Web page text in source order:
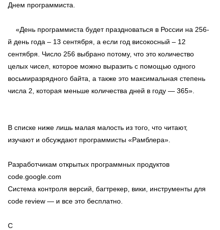
Днем программиста.
«День программиста будет праздноваться в России на 256-
й день года – 13 сентября, а если год високосный – 12
сентября. Число 256 выбрано потому, что это количество
целых чисел, которое можно выразить с помощью одного
восьмиразрядного байта, а также это максимальная степень
числа 2, которая меньше количества дней в году — 365».
В списке ниже лишь малая малость из того, что читают,
изучают и обсуждают программисты «Рамблера».
Разработчикам открытых программных продуктов
code.google.com
Система контроля версий, багтрекер, вики, инструменты для
code review — и все это бесплатно.
С